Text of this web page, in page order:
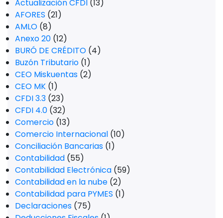
Actualización CFDI (13)
AFORES (21)
AMLO (8)
Anexo 20 (12)
BURÓ DE CRÉDITO (4)
Buzón Tributario (1)
CEO Miskuentas (2)
CEO MK (1)
CFDI 3.3 (23)
CFDI 4.0 (32)
Comercio (13)
Comercio Internacional (10)
Conciliación Bancarias (1)
Contabilidad (55)
Contabilidad Electrónica (59)
Contabilidad en la nube (2)
Contabilidad para PYMES (1)
Declaraciones (75)